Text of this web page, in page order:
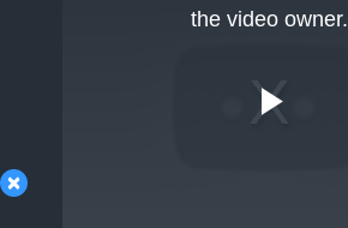
×
the video owner.